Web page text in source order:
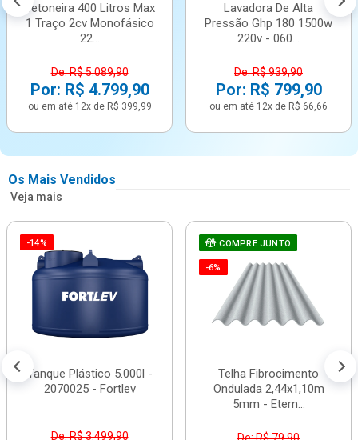
Betoneira 400 Litros Max
1 Traço 2cv Monofásico
22...
De: R$ 5.089,90
Por: R$ 4.799,90
ou em até 12x de R$ 399,99
Lavadora De Alta
Pressão Ghp 180 1500w
220v - 060...
De: R$ 939,90
Por: R$ 799,90
ou em até 12x de R$ 66,66
Os Mais Vendidos
Veja mais
-14%
Tanque Plástico 5.000l -
2070025 - Fortlev
De: R$ 3.499,90
COMPRE JUNTO
-6%
Telha Fibrocimento
Ondulada 2,44x1,10m
5mm - Etern...